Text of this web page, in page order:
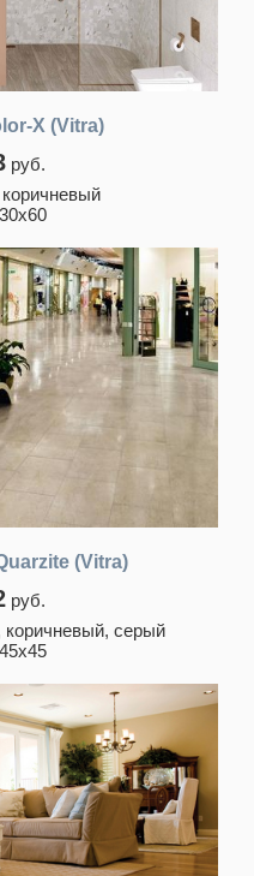
X (Vitra)
руб.
(Vitra)
руб.
серый